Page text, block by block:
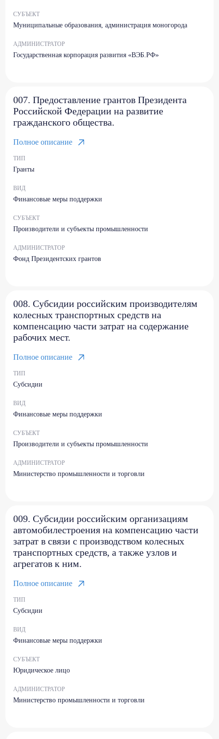
СУБЪЕКТ
Муниципальные образования, администрация моногорода
АДМИНИСТРАТОР
Государственная корпорация развития «ВЭБ.РФ»
007. Предоставление грантов Президента
Российской Федерации на развитие
гражданского общества.
Полное описание
ТИП
Гранты
ВИД
Финансовые меры поддержки
СУБЪЕКТ
Производители и субъекты промышленности
АДМИНИСТРАТОР
Фонд Президентских грантов
008. Субсидии российским производителям
колесных транспортных средств на
компенсацию части затрат на содержание
рабочих мест.
Полное описание
ТИП
Субсидии
ВИД
Финансовые меры поддержки
СУБЪЕКТ
Производители и субъекты промышленности
АДМИНИСТРАТОР
Министерство промышленности и торговли
009. Субсидии российским организациям
автомобилестроения на компенсацию части
затрат в связи с производством колесных
транспортных средств, а также узлов и
агрегатов к ним.
Полное описание
ТИП
Субсидии
ВИД
Финансовые меры поддержки
СУБЪЕКТ
Юридическое лицо
АДМИНИСТРАТОР
Министерство промышленности и торговли